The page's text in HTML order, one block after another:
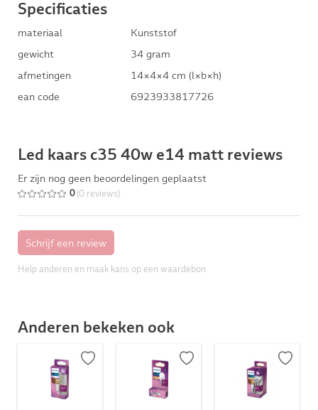
Specificaties
materiaal
Kunststof
gewicht
34 gram
afmetingen
14×4×4 cm (l×b×h)
ean code
6923933817726
Led kaars c35 40w e14 matt reviews
Er zijn nog geen beoordelingen geplaatst
0 (0 reviews)
Help anderen en maak kans op een waardebon
Anderen bekeken ook